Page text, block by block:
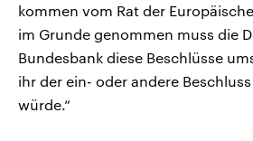
kommen vom Rat der
im Grunde genommen muss die
Bundesbank diese Beschlüsse
ihr der ein- oder andere
würde.“